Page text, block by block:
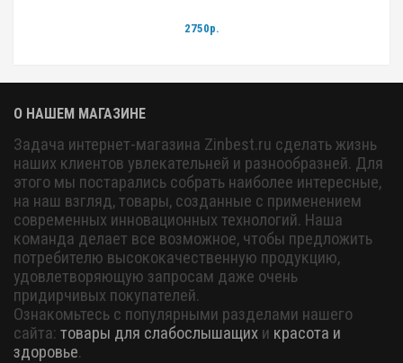
2750р.
О НАШЕМ МАГАЗИНЕ
Задача интернет-магазина Zinbest.ru сделать жизнь
наших клиентов увлекательней и разнообразней. Для
этого мы постарались собрать наиболее интересные,
на наш взгляд, товары, созданные с применением
современных инновационных технологий. Наша
команда делает все возможное, чтобы предложить
потребителю высококачественную продукцию,
удовлетворяющую запросам даже очень
придирчивых покупателей.
Ознакомьтесь с популярными разделами нашего
сайта: товары для слабослышащих и красота и
здоровье.